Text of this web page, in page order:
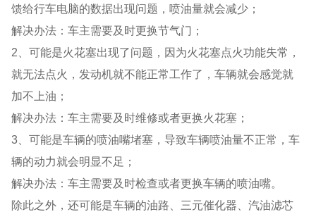
馈给行车电脑的数据出现问题，喷油量就会减少；
解决办法：车主需要及时更换节气门；
2、可能是火花塞出现了问题，因为火花塞点火功能失常，
就无法点火，发动机就不能正常工作了，车辆就会感觉就
加不上油；
解决办法：车主需要及时维修或者更换火花塞；
3、可能是车辆的喷油嘴堵塞，导致车辆喷油量不正常，车
辆的动力就会明显不足；
解决办法：车主需要及时检查或者更换车辆的喷油嘴。
除此之外，还可能是车辆的油路、三元催化器、汽油滤芯